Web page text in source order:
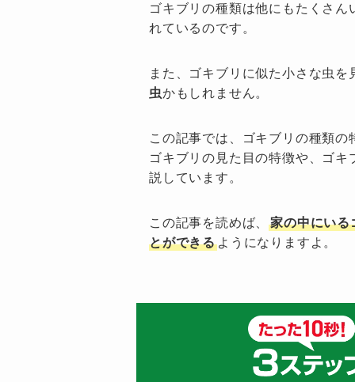
ゴキブリの種類は他にもたくさ
れているのです。
また、ゴキブリに似た小さな虫を
虫かもしれません。
この記事では、ゴキブリの種類
ゴキブリの見た目の特徴や、ゴ
説しています。
この記事を読めば、家の中にいる
とができる ようになりますよ。